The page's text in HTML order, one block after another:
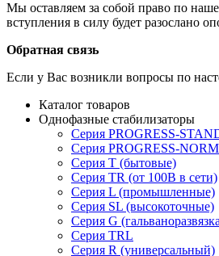
Мы оставляем за собой право по
вступления в силу будет разослано
Обратная связь
Если у Вас возникли вопросы по
Каталог товаров
Однофазные стабилизаторы
Серия PROGRESS-
Серия PROGRESS-
Серия T (бытовые)
Серия TR (от 100В в сети)
Серия L (промышленные)
Серия SL (высокоточные)
Серия G
Серия TRL
Серия R (универсальный)